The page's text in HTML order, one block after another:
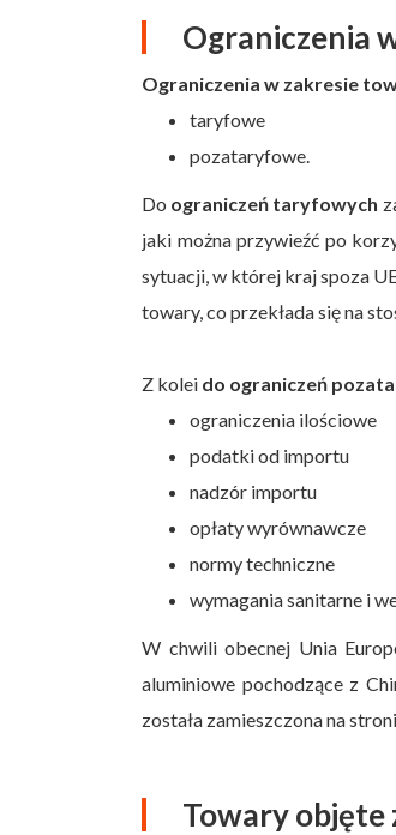
Ograniczenia
Ograniczenia w zakresie
taryfowe
pozataryfowe.
Do ograniczeń taryfowych
jaki można przywieźć po
sytuacji, w której kraj spoza
towary, co przekłada się na
Z kolei do ograniczeń
ograniczenia ilościowe
podatki od importu
nadzór importu
opłaty wyrównawcze
normy techniczne
wymagania sanitarne i
W chwili obecnej Unia
aluminiowe pochodzące z
została zamieszczona na
Towary objęte